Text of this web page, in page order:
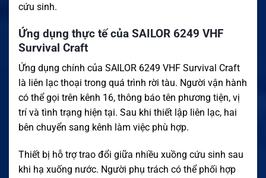
cứu sinh.
Ứng dụng thực tế của SAILOR 6249 VHF
Survival Craft
Ứng dụng chính của SAILOR 6249 VHF Survival Craft
là liên lạc thoại trong quá trình rời tàu. Người vận hành
có thể gọi trên kênh 16, thông báo tên phương tiện, vị
trí và tình trạng hiện tại. Sau khi thiết lập liên lạc, hai
bên chuyển sang kênh làm việc phù hợp.
Thiết bị hỗ trợ trao đổi giữa nhiều xuồng cứu sinh sau
khi hạ xuống nước. Người phụ trách có thể phối hợp